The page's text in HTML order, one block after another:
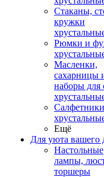
Стаканы,
кружки
Рюмки и
Масленки,
сахарницы
наборы для
Салфетники
Ещё
Для уюта вашего
Настольные
лампы,
торшеры